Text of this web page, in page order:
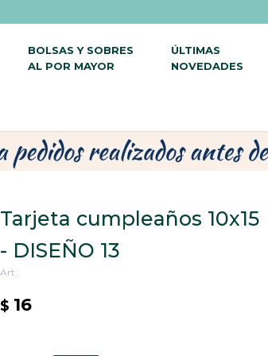
BOLSAS Y SOBRES
AL POR MAYOR
ÚLTIMAS
NOVEDADES
Tarjeta cumpleaños 10x15
- DISEÑO 13
$ 16